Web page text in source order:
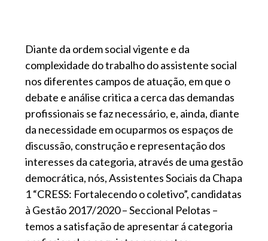
Diante da ordem social vigente e da
complexidade do trabalho do assistente social
nos diferentes campos de atuação, em que o
debate e análise critica a cerca das demandas
profissionais se faz necessário, e, ainda, diante
da necessidade em ocuparmos os espaços de
discussão, construção e representação dos
interesses da categoria, através de uma gestão
democrática, nós, Assistentes Sociais da Chapa
1 “CRESS: Fortalecendo o coletivo”, candidatas
à Gestão 2017/2020 – Seccional Pelotas –
temos a satisfação de apresentar á categoria